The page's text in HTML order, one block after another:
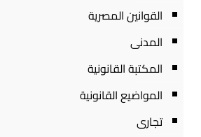
القوانين المصرية
المدنى
المكتبة القانونية
المواضيع القانونية
تجارى